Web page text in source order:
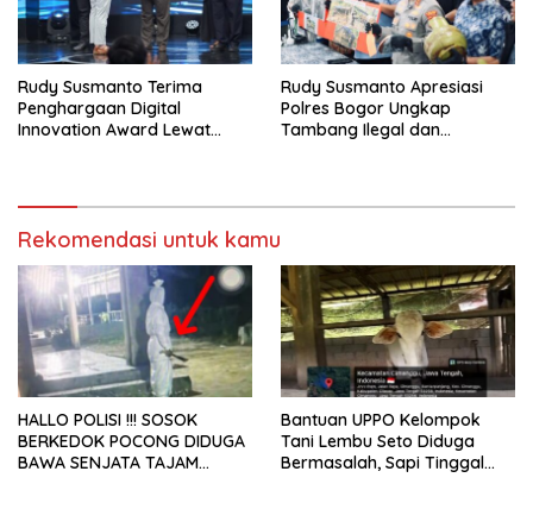
Rudy Susmanto Terima
Penghargaan Digital
Innovation Award Lewat
Rudy Susmanto Apresiasi
Polres Bogor Ungkap
Tambang Ilegal dan
Rekomendasi untuk kamu
HALLO POLISI !!! SOSOK
BERKEDOK POCONG DIDUGA
BAWA SENJATA TAJAM
Bantuan UPPO Kelompok
Tani Lembu Seto Diduga
Bermasalah, Sapi Tinggal